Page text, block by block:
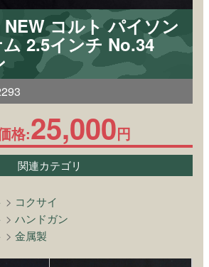
コルト パイソン
ム 2.5インチ No.34
格:25,000円
関連カテゴリ
> コクサイ
> ハンドガン
> 金属製